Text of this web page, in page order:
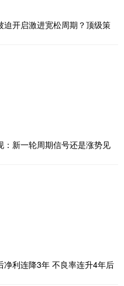
开启激进宽松周期？顶级策
新一轮周期信号还是涨势见
利连降3年 不良率连升4年后